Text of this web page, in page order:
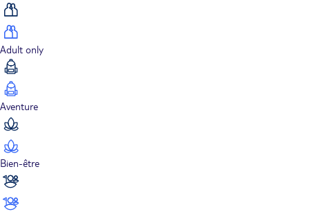
Adult only
Aventure
Bien-être